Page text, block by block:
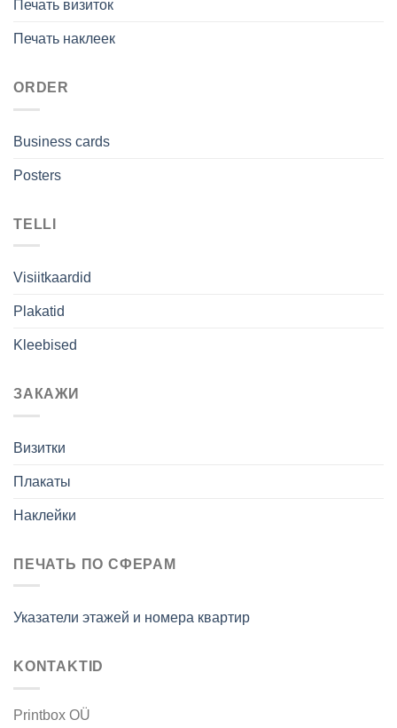
Печать визиток
Печать наклеек
ORDER
Business cards
Posters
TELLI
Visiitkaardid
Plakatid
Kleebised
ЗАКАЖИ
Визитки
Плакаты
Наклейки
ПЕЧАТЬ ПО СФЕРАМ
Указатели этажей и номера квартир
KONTAKTID
Printbox OÜ